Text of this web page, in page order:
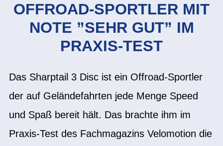
OFFROAD-SPORTLER MIT
NOTE ”SEHR GUT” IM
PRAXIS-TEST
Das Sharptail 3 Disc ist ein Offroad-Sportler
der auf Geländefahrten jede Menge Speed
und Spaß bereit hält. Das brachte ihm im
Praxis-Test des Fachmagazins Velomotion die